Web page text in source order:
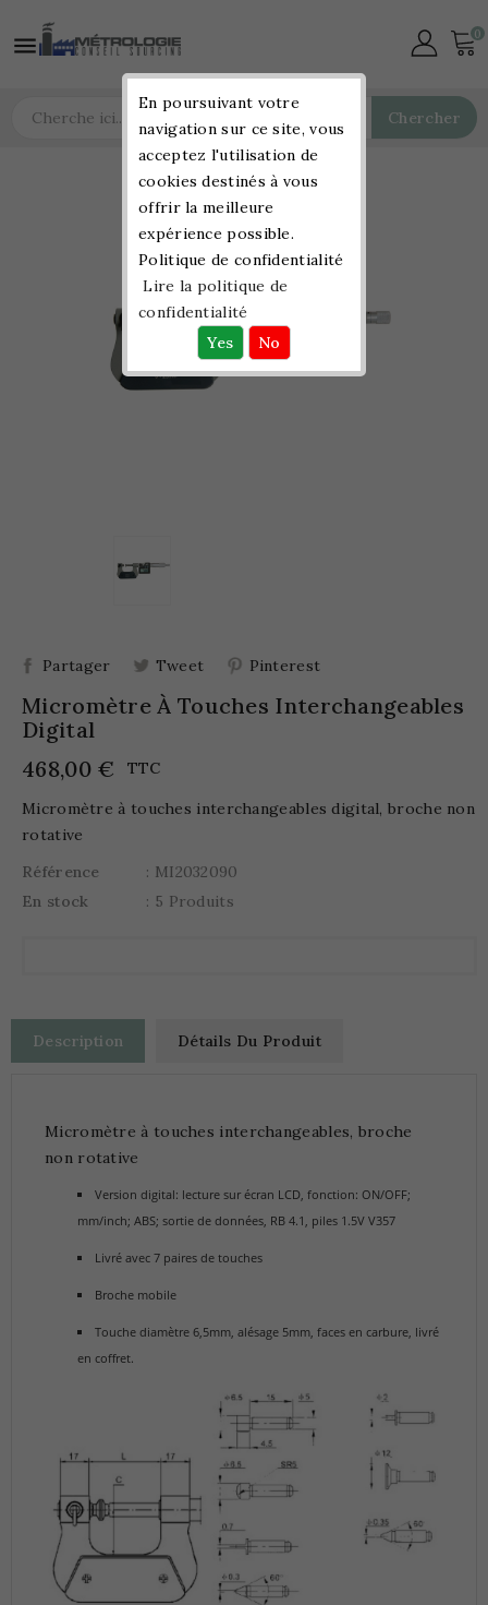
 0
Chercher
Partager Tweet Pinterest
Micromètre À Touches Interchangeables
Digital
468,00 €
TTC
Micromètre à touches interchangeables digital, broche non
rotative
Référence
: MI2032090
En stock
: 5 Produits
Description Détails Du Produit
Micromètre à touches interchangeables, broche
non rotative
Version digital: lecture sur écran LCD, fonction: ON/OFF;
mm/inch; ABS; sortie de données, RB 4.1, piles 1.5V V357
Livré avec 7 paires de touches
Broche mobile
Touche diamètre 6,5mm, alésage 5mm, faces en carbure, livré
en coffret.
En poursuivant votre
navigation sur ce site, vous
acceptez l'utilisation de
cookies destinés à vous
offrir la meilleure
expérience possible.
Politique de confidentialité
Lire la politique de
confidentialité